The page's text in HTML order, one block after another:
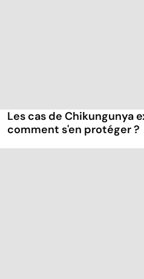
Les cas de Chikungunya
comment s'en protéger ?